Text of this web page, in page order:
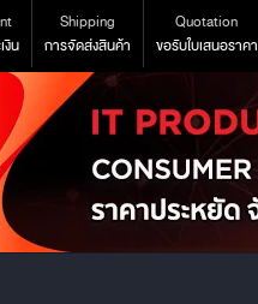
งิน
Shipping
การจัดส่งสินค้า
Quotation
ขอรับใบเสนอราคา